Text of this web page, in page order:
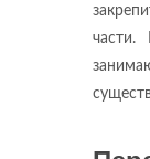
части.